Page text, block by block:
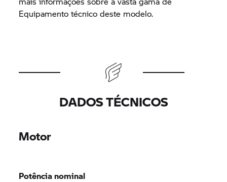
Equipamento técnico deste modelo.
DADOS TÉCNICOS
Motor
Potência nominal